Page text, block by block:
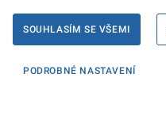
SOUHLASÍM SE VŠEMI
PODROBNÉ NASTAVENÍ